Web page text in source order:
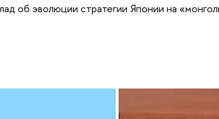
об эволюции стратегии Японии на